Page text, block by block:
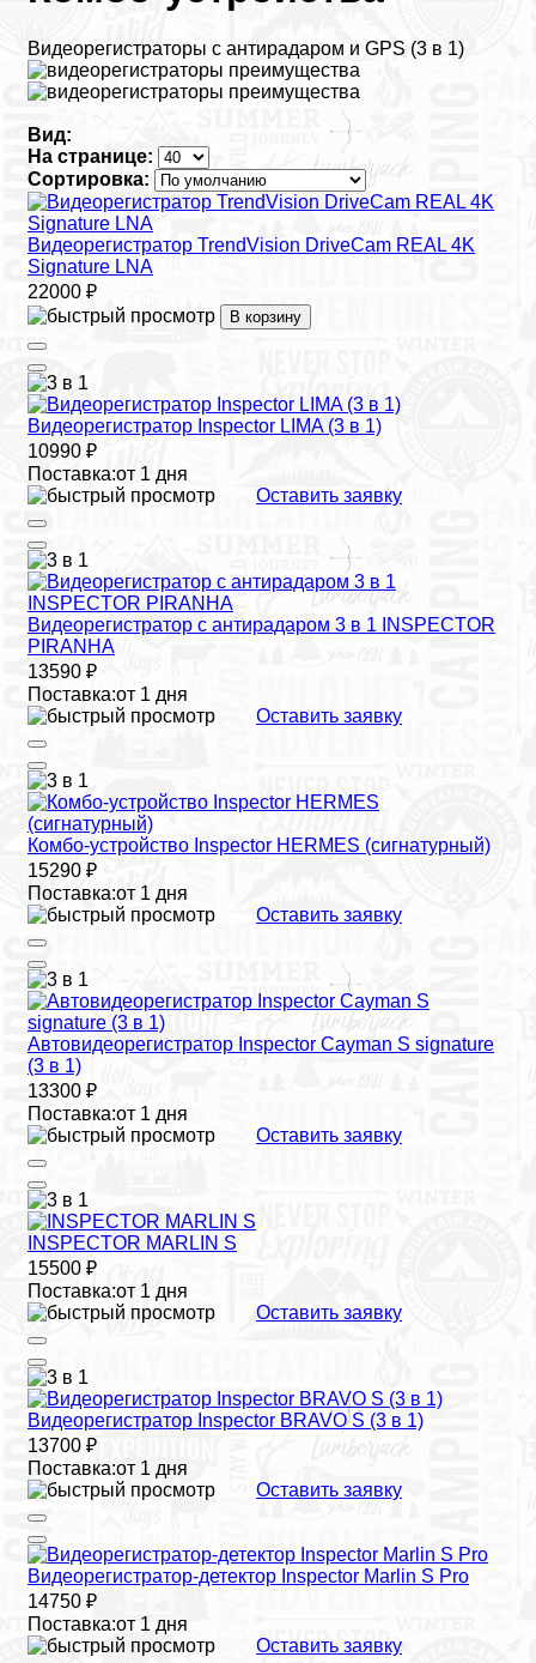
Видеорегистраторы с антирадаром и GPS (3 в 1)
Вид:
На странице:
Сортировка:
Видеорегистратор TrendVision DriveCam REAL 4K
Signature LNA
22000 ₽
В корзину
Видеорегистратор Inspector LIMA (3 в 1)
10990 ₽
Поставка:от 1 дня
Оставить заявку
Видеорегистратор с антирадаром 3 в 1 INSPECTOR
PIRANHA
13590 ₽
Поставка:от 1 дня
Оставить заявку
Комбо-устройство Inspector HERMES (сигнатурный)
15290 ₽
Поставка:от 1 дня
Оставить заявку
Автовидеорегистратор Inspector Cayman S signature
(3 в 1)
13300 ₽
Поставка:от 1 дня
Оставить заявку
INSPECTOR MARLIN S
15500 ₽
Поставка:от 1 дня
Оставить заявку
Видеорегистратор Inspector BRAVO S (3 в 1)
13700 ₽
Поставка:от 1 дня
Оставить заявку
Видеорегистратор-детектор Inspector Marlin S Pro
14750 ₽
Поставка:от 1 дня
Оставить заявку